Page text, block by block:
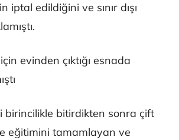
iptal edildiğini ve sınır dışı
evinden çıktığı esnada
birincilikle bitirdikten sonra çift
eğitimini tamamlayan ve